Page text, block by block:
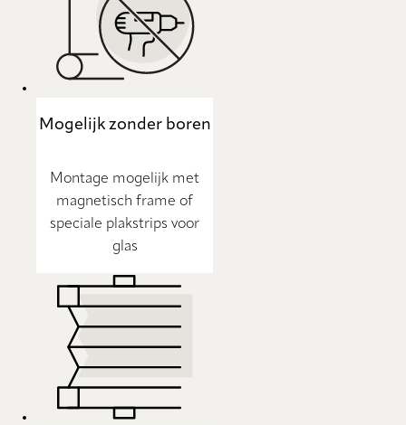
Mogelijk zonder boren
Montage mogelijk met
magnetisch frame of
speciale plakstrips voor
glas